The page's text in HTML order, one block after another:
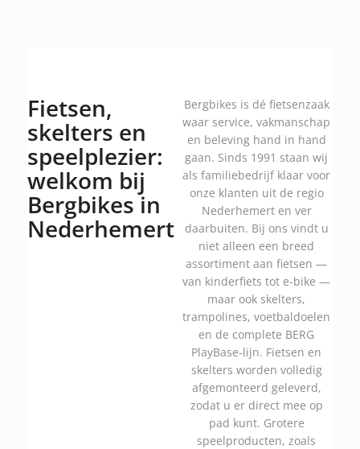
Fietsen,
skelters en
speelplezier:
welkom bij
Bergbikes in
Nederhemert
Bergbikes is dé fietsenzaak
waar service, vakmanschap
en beleving hand in hand
gaan. Sinds 1991 staan wij
als familiebedrijf klaar voor
onze klanten uit de regio
Nederhemert en ver
daarbuiten. Bij ons vindt u
niet alleen een breed
assortiment aan fietsen —
van kinderfiets tot e-bike —
maar ook skelters,
trampolines, voetbaldoelen
en de complete BERG
PlayBase-lijn. Fietsen en
skelters worden volledig
afgemonteerd geleverd,
zodat u er direct mee op
pad kunt. Grotere
speelproducten, zoals